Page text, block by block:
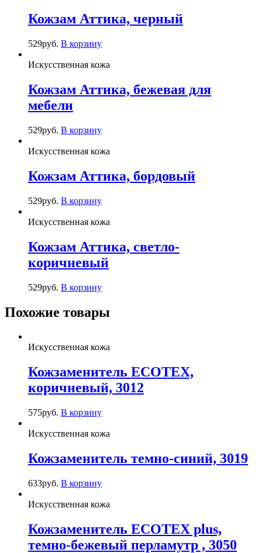
Кожзам Аттика, черный
529руб. В корзину
Искусственная кожа
Кожзам Аттика, бежевая для
мебели
529руб. В корзину
Искусственная кожа
Кожзам Аттика, бордовый
529руб. В корзину
Искусственная кожа
Кожзам Аттика, светло-
коричневый
529руб. В корзину
Похожие товары
Искусственная кожа
Кожзаменитель ECOTEX,
коричневый, 3012
575руб. В корзину
Искусственная кожа
Кожзаменитель темно-синий, 3019
633руб. В корзину
Искусственная кожа
Кожзаменитель ECOTEX plus,
темно-бежевый перламутр , 3050